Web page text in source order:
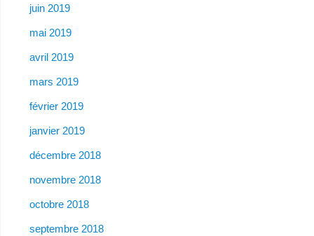
juin 2019
mai 2019
avril 2019
mars 2019
février 2019
janvier 2019
décembre 2018
novembre 2018
octobre 2018
septembre 2018